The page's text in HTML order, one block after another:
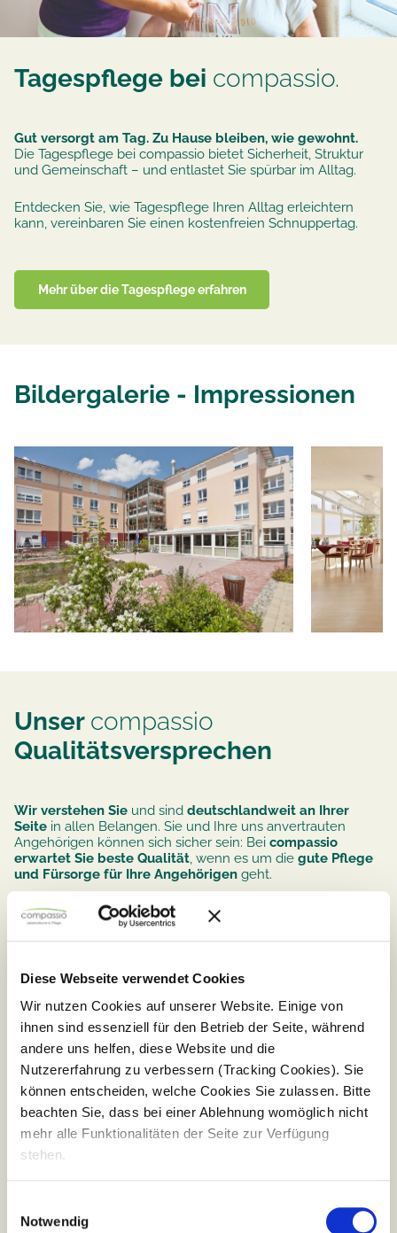
Diese Webseite verwendet Cookies
Wir nutzen Cookies auf unserer Website. Einige von
ihnen sind essenziell für den Betrieb der Seite, während
andere uns helfen, diese Website und die
Nutzererfahrung zu verbessern (Tracking Cookies). Sie
können entscheiden, welche Cookies Sie zulassen. Bitte
beachten Sie, dass bei einer Ablehnung womöglich nicht
mehr alle Funktionalitäten der Seite zur Verfügung
stehen.
Notwendig
Tagespflege bei compassio.
Gut versorgt am Tag. Zu Hause bleiben, wie gewohnt.
Die Tagespflege bei compassio bietet Sicherheit, Struktur
und Gemeinschaft – und entlastet Sie spürbar im Alltag.
Entdecken Sie, wie Tagespflege Ihren Alltag erleichtern
kann, vereinbaren Sie einen kostenfreien Schnuppertag.
Mehr über die Tagespflege erfahren
Bildergalerie - Impressionen
Unser compassio
Qualitätsversprechen
Wir verstehen Sie und sind deutschlandweit an Ihrer
Seite in allen Belangen. Sie und Ihre uns anvertrauten
Angehörigen können sich sicher sein: Bei compassio
erwartet Sie beste Qualität, wenn es um die gute Pflege
und Fürsorge für Ihre Angehörigen geht.
Umfangreiches Angebot für Menschen mit und ohne
Unterstützungsbedarf
Unsere Stärke: Kompetenz in der Demenzpflege